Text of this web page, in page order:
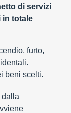
di servizi
in totale
furto,
beni scelti.
dalla